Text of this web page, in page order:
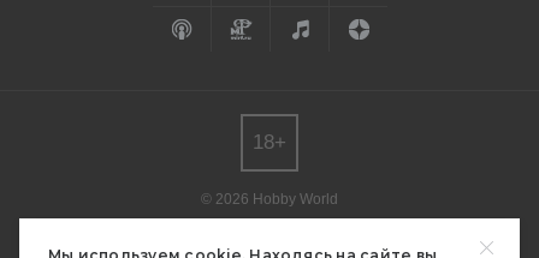
© 2026 Hobby World
редакции.
18+